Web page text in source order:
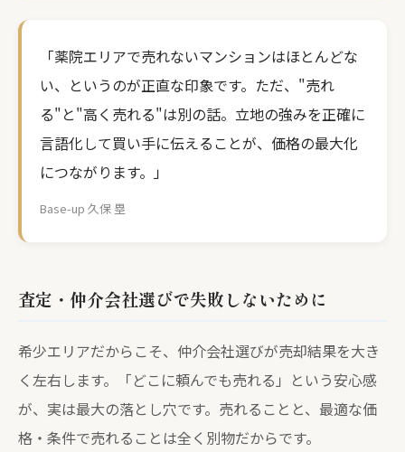
「薬院エリアで売れないマンションはほとんどな
い、というのが正直な印象です。ただ、"売れ
る"と"高く売れる"は別の話。立地の強みを正確に
言語化して買い手に伝えることが、価格の最大化
につながります。」
Base-up 久保 塁
査定・仲介会社選びで失敗しないために
希少エリアだからこそ、仲介会社選びが売却結果を大き
く左右します。「どこに頼んでも売れる」という安心感
が、実は最大の落とし穴です。売れることと、最適な価
格・条件で売れることは全く別物だからです。